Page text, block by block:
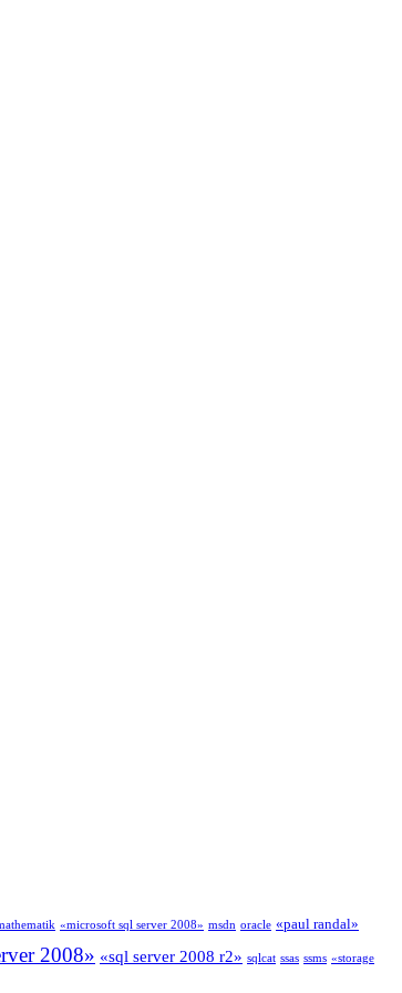
«microsoft sql server 2008» msdn oracle «paul randal»
2008» «sql server 2008 r2» sqlcat ssas ssms «storage